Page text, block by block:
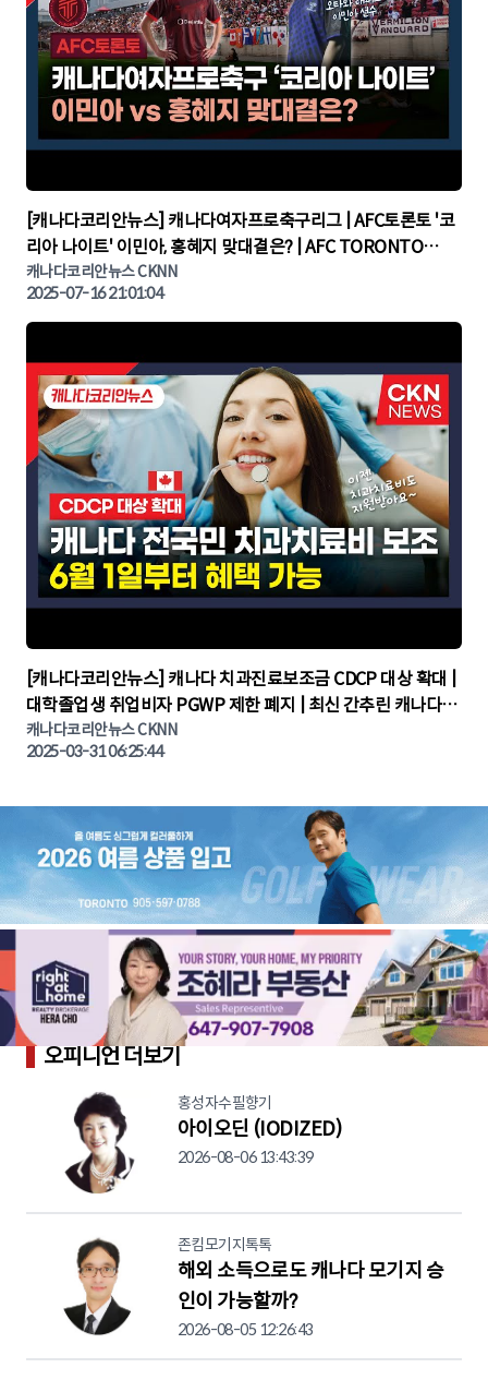
▶
[캐나다코리안뉴스] 캐나다여자프로축구리그 | AFC토론토 '코
리아 나이트' 이민아, 홍혜지 맞대결은? | AFC TORONTO
KOREA NIGHT | 캐나다뉴스 | 토론토뉴스
캐나다코리안뉴스 CKNN
2025-07-16 21:01:04
▶
[캐나다코리안뉴스] 캐나다 치과진료보조금 CDCP 대상 확대 |
대학졸업생 취업비자 PGWP 제한 폐지 | 최신 간추린 캐나다뉴
스 | CKNNEWS | 캐나다뉴스 | 토론토뉴스
캐나다코리안뉴스 CKNN
2025-03-31 06:25:44
오피니언 더보기
홍성자수필향기
아이오딘 (IODIZED)
2026-08-06 13:43:39
존킴모기지톡톡
해외 소득으로도 캐나다 모기지 승
인이 가능할까?
2026-08-05 12:26:43